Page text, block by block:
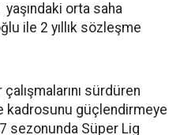
orta saha
ile 2 yıllık sözleşme
sürdüren
kadrosunu güçlendirmeye
sezonunda Süper Lig